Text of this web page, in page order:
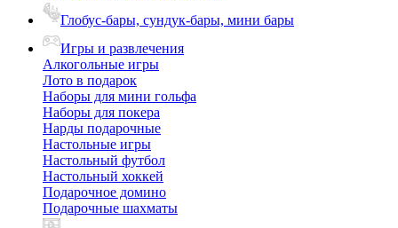
Глобус-бары, сундук-бары, мини бары
Игры и развлечения
Алкогольные игры
Лото в подарок
Наборы для мини гольфа
Наборы для покера
Нарды подарочные
Настольные игры
Настольный футбол
Настольный хоккей
Подарочное домино
Подарочные шахматы